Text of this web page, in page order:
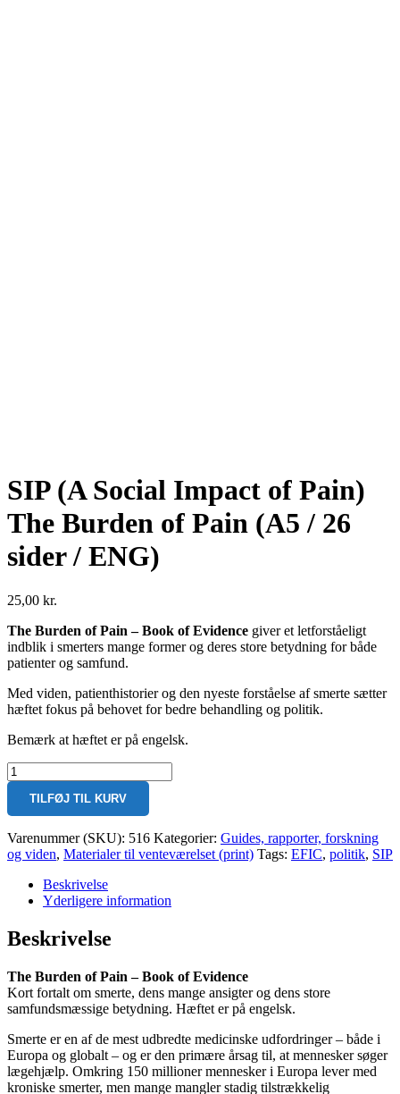
SIP (A Social Impact of Pain)
The Burden of Pain (A5 / 26
sider / ENG)
25,00 kr.
The Burden of Pain – Book of Evidence giver et letforståeligt
indblik i smerters mange former og deres store betydning for både
patienter og samfund.
Med viden, patienthistorier og den nyeste forståelse af smerte sætter
hæftet fokus på behovet for bedre behandling og politik.
Bemærk at hæftet er på engelsk.
SIP
(A
Social
Impact
of
Pain)
The
Burden
(A5
/
sider
/
ENG)
TILFØJ TIL KURV
Varenummer (SKU): 516 Kategorier: Guides, rapporter, forskning
og viden, Materialer til venteværelset (print) Tags: EFIC, politik, SIP
Beskrivelse
Yderligere information
Beskrivelse
The Burden of Pain – Book of Evidence
Kort fortalt om smerte, dens mange ansigter og dens store
samfundsmæssige betydning. Hæftet er på engelsk.
Smerte er en af de mest udbredte medicinske udfordringer – både i
Europa og globalt – og er den primære årsag til, at mennesker søger
lægehjælp. Omkring 150 millioner mennesker i Europa lever med
kroniske smerter, men mange mangler stadig tilstrækkelig